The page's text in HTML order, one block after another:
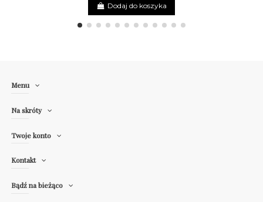
Dodaj do koszyka
Menu
Na skróty
Twoje konto
Kontakt
Bądź na bieżąco